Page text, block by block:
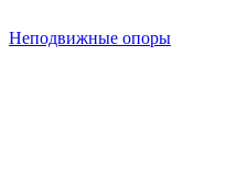
Неподвижные опоры